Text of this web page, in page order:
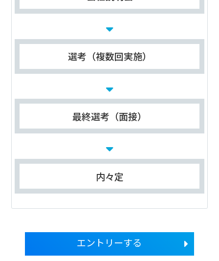
選考（複数回実施）
最終選考（面接）
内々定
エントリーする